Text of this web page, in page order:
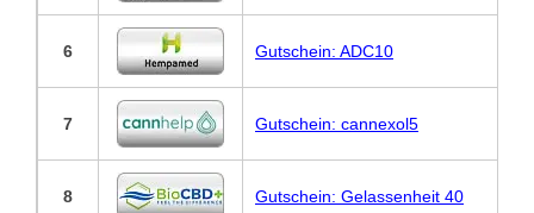
6 Gutschein: ADC10
7 Gutschein: cannexol5
8 Gutschein: Gelassenheit 40